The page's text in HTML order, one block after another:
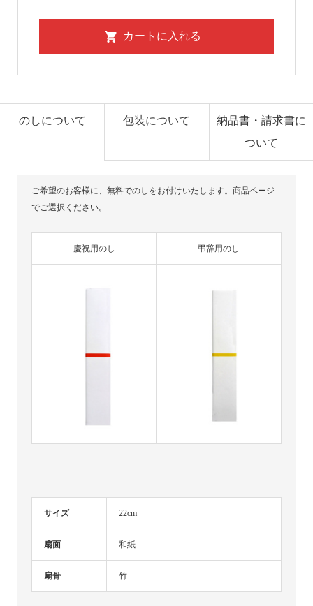
のしについて 包装について
納品書・請求書に
ついて
ご希望のお客様に、無料でのしをお付けいたします。商品ページ
でご選択ください。
慶祝用のし 弔辞用のし
サイズ 22cm
扇面 和紙
扇骨 竹